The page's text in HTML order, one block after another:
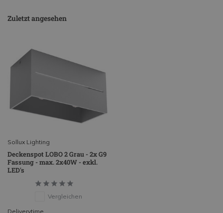
Zuletzt angesehen
Sollux Lighting
Deckenspot LOBO 2 Grau - 2x G9
Fassung - max. 2x40W - exkl.
LED's
Vergleichen
Deliverytime